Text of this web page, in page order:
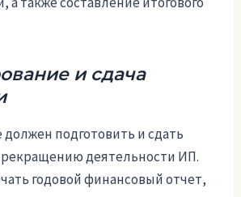
и сдача
должен подготовить и сдать
деятельности ИП.
годовой финансовый отчет,